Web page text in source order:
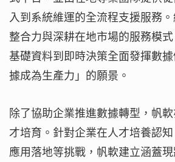
入到系統維運的全流程支援服務
整合力與深耕在地市場的服務模
基礎資料到即時決策全面發揮數
據成為生產力」的願景。
除了協助企業推進數據轉型，帆
才培育。針對企業在人才培養認
應用落地等挑戰，帆軟建立涵蓋